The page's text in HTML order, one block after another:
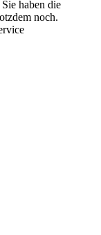
haben die
noch.